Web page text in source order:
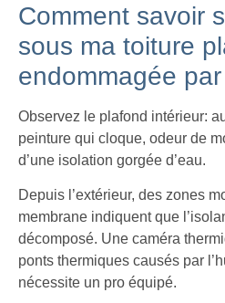
Comment savoir
sous ma toiture
endommagée par
Observez le plafond intérieur:
peinture qui cloque, odeur de
d’une isolation gorgée d’eau.
Depuis l’extérieur, des zones
membrane indiquent que
décomposé. Une caméra
ponts thermiques causés par
nécessite un pro équipé.